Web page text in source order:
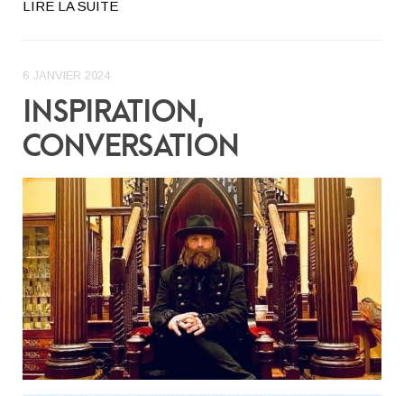
LIRE LA SUITE
6 JANVIER 2024
INSPIRATION,
CONVERSATION